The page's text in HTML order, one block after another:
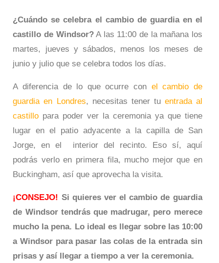
¿Cuándo se celebra el cambio de guardia en el
castillo de Windsor?A las 11:00 de la mañana los
martes, jueves y sábados, menos los meses de
junio y julio que se celebra todos los días.
A diferencia de lo que ocurre con el cambio de
guardia en Londres, necesitas tener tu entrada al
castillo para poder ver la ceremonia ya que tiene
lugar en el patio adyacente a la capilla de San
Jorge, en el interior del recinto. Eso sí, aquí
podrás verlo en primera fila, mucho mejor que en
Buckingham, así que aprovecha la visita.
¡CONSEJO! Si quieres ver el cambio de guardia
de Windsor tendrás que madrugar, pero merece
mucho la pena. Lo ideal es llegar sobre las 10:00
a Windsor para pasar las colas de la entrada sin
prisas y así llegar a tiempo a ver la ceremonia.